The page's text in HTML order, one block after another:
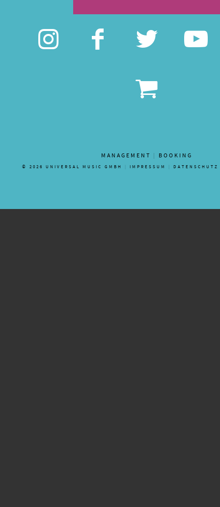
InstagramFacebook
MANAGEMENT BOOKING
© 2026 UNIVERSAL MUSIC GMBH IMPRESSUM DATENSCHUTZ